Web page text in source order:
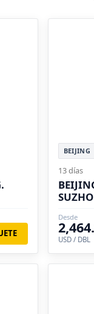
BEIJING
13 días
Desde
USD / DBL